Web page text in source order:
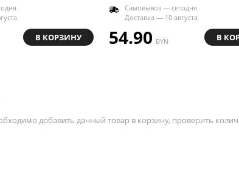
В КОРЗИНУ
Самовывоз — сегодня
Доставка — 10 августа
54.90 BYN В
добавить данный товар в корзину, проверить